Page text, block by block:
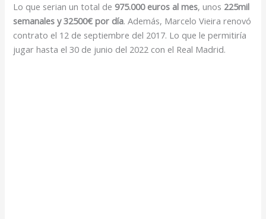
Lo que serian un total de 975.000 euros al mes, unos 225mil
semanales y 32500€ por día. Además, Marcelo Vieira renovó
contrato el 12 de septiembre del 2017. Lo que le permitiría
jugar hasta el 30 de junio del 2022 con el Real Madrid.